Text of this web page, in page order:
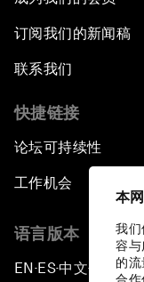
本
我
容与
的
订阅我们的新闻稿
联系我们
快捷链接
论坛可持续性
工作机会
语言版本
EN ▪ ES▪中文▪ 日本語